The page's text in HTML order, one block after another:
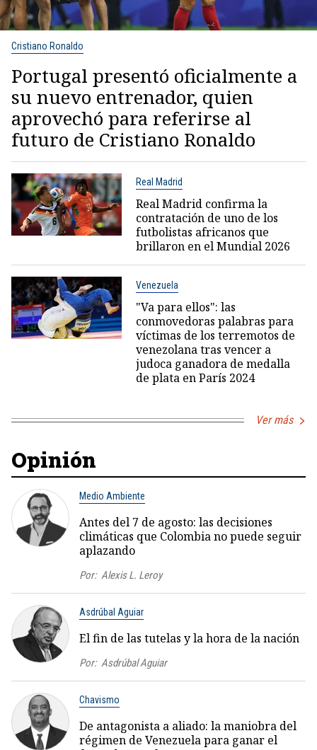
Cristiano Ronaldo
Portugal presentó oficialmente a
su nuevo entrenador, quien
aprovechó para referirse al
futuro de Cristiano Ronaldo
Real Madrid
Real Madrid confirma la
contratación de uno de los
futbolistas africanos que
brillaron en el Mundial 2026
Venezuela
"Va para ellos": las
conmovedoras palabras para
víctimas de los terremotos de
venezolana tras vencer a
judoca ganadora de medalla
de plata en París 2024
Ver más
Opinión
Medio Ambiente
Antes del 7 de agosto: las decisiones
climáticas que Colombia no puede seguir
aplazando
Por: Alexis L. Leroy
Asdrúbal Aguiar
El fin de las tutelas y la hora de la nación
Por: Asdrúbal Aguiar
Chavismo
De antagonista a aliado: la maniobra del
régimen de Venezuela para ganar el